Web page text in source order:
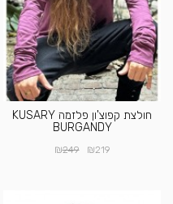
חולצת קפוצ'ון פלזמה KUSARY
BURGANDY
₪219
₪249